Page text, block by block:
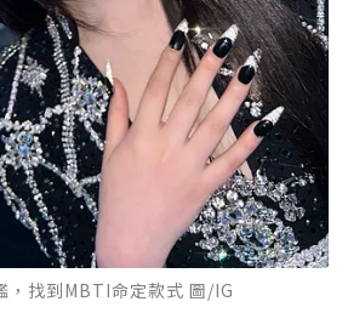
，找到MBTI命定款式 圖/IG